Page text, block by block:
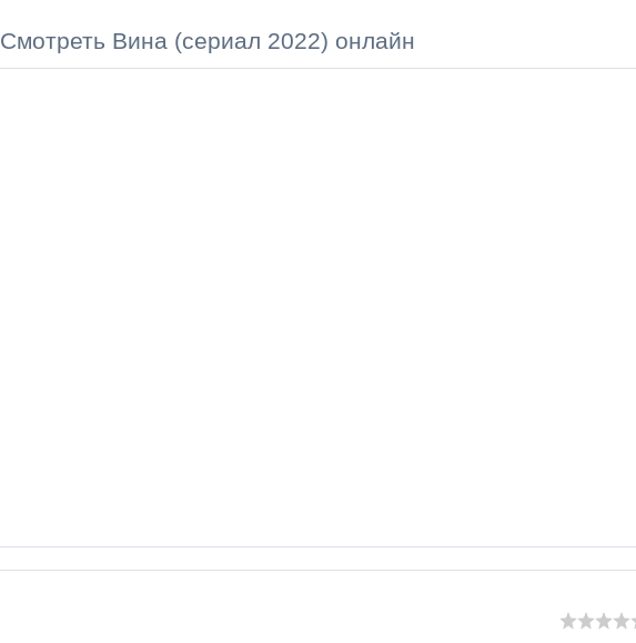
Смотреть Вина (сериал 2022) онлайн